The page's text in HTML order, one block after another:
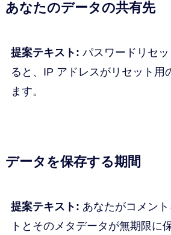
あなたのデータの共有先
提案テキスト: パスワードリセ
ると、IP アドレスがリセット用
ます。
データを保存する期間
提案テキスト: あなたがコメン
トとそのメタデータが無期限に